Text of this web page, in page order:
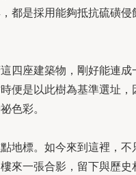
都是採用能夠抵抗硫磺
四座建築物，剛好能連
便是以此樹為基準選址
色彩。
地標。如今來到這裡，
來一張合影，留下與歷史